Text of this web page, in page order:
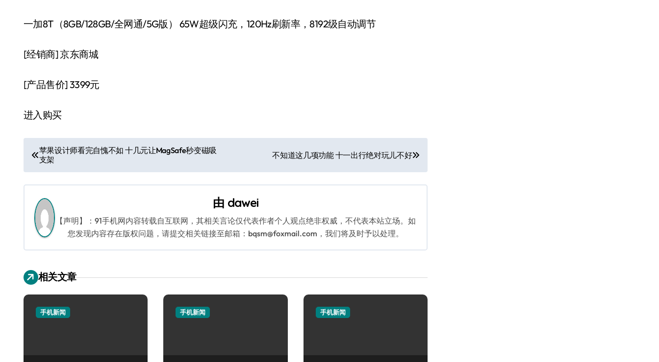
一加8T（8GB/128GB/全网通/5G版） 65W超级闪充，120Hz刷新率，8192级自动调节
[经销商]京东商城
[产品售价]3399元
进入购买
文
章
导
航
苹果设计师看完自愧不如 十几元让MagSafe秒变磁吸
支架
不知道这几项功能 十一出行绝对玩儿不好
由 dawei
【声明】：91手机网内容转载自互联网，其相关言论仅代表作者个人观点绝非权威，不代表本站立场。如
您发现内容存在版权问题，请提交相关链接至邮箱：bqsm@foxmail.com，我们将及时予以处理。
相关文章
手机新闻 手机新闻 手机新闻